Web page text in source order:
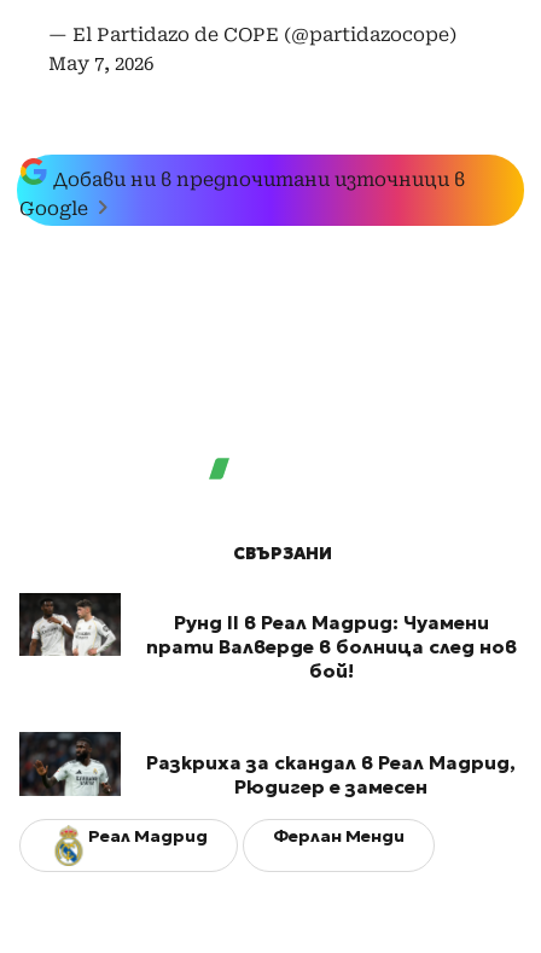
— El Partidazo de COPE (@partidazocope)
May 7, 2026
Добави ни в предпочитани източници в
Google
СВЪРЗАНИ
Рунд II в Реал Мадрид: Чуамени
прати Валверде в болница след нов
бой!
Разкриха за скандал в Реал Мадрид,
Рюдигер е замесен
Реал Мадрид Ферлан Менди